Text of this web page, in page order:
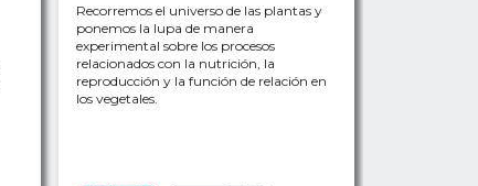
Recorremos el universo de las plantas y
ponemos la lupa de manera
experimental sobre los procesos
relacionados con la nutrición, la
reproducción y la función de relación en
los vegetales.